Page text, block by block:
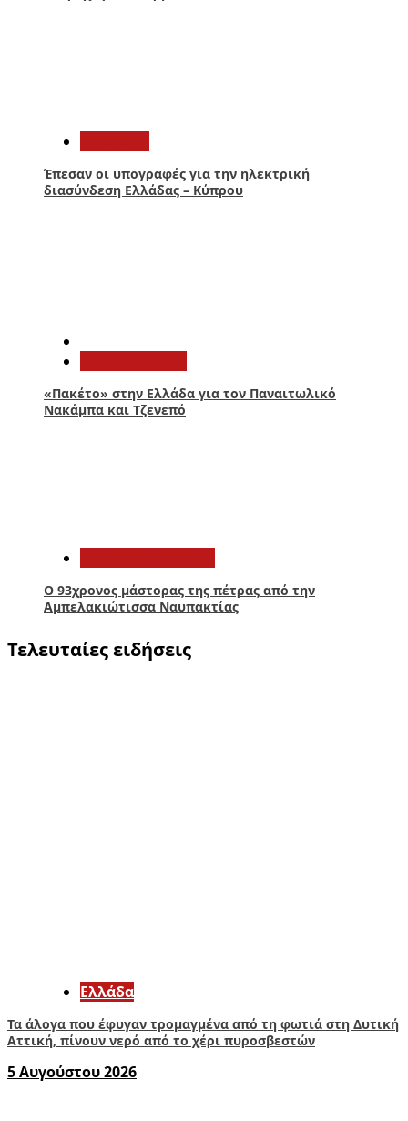
Έπεσαν οι υπογραφές για την ηλεκτρική
διασύνδεση Ελλάδας – Κύπρου
«Πακέτο» στην Ελλάδα για τον Παναιτωλικό
Νακάμπα και Τζενεπό
Ο 93χρονος μάστορας της πέτρας από την
Αμπελακιώτισσα Ναυπακτίας
Τελευταίες ειδήσεις
Ελλάδα
Τα άλογα που έφυγαν τρομαγμένα από τη φωτιά στη Δυτική
Αττική, πίνουν νερό από το χέρι πυροσβεστών
5 Αυγούστου 2026